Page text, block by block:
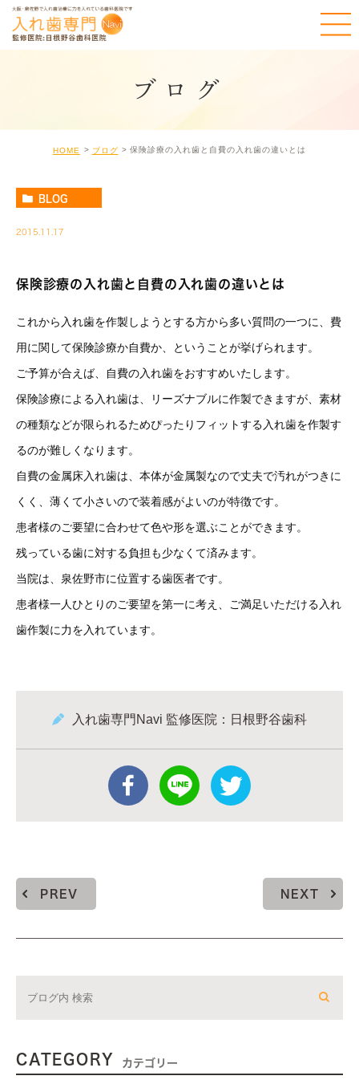
ブログ
HOME ブログ 保険診療の入れ歯と自費の入れ歯の違いとは
BLOG
2015.11.17
保険診療の入れ歯と自費の入れ歯の違いとは
これから入れ歯を作製しようとする方から多い質問の一つに、費
用に関して保険診療か自費か、ということが挙げられます。
ご予算が合えば、自費の入れ歯をおすすめいたします。
保険診療による入れ歯は、リーズナブルに作製できますが、素材
の種類などが限られるためぴったりフィットする入れ歯を作製す
るのが難しくなります。
自費の金属床入れ歯は、本体が金属製なので丈夫で汚れがつきに
くく、薄くて小さいので装着感がよいのが特徴です。
患者様のご要望に合わせて色や形を選ぶことができます。
残っている歯に対する負担も少なくて済みます。
当院は、泉佐野市に位置する歯医者です。
患者様一人ひとりのご要望を第一に考え、ご満足いただける入れ
歯作製に力を入れています。
入れ歯専門Navi 監修医院：日根野谷歯科
PREV NEXT
CATEGORY カテゴリー